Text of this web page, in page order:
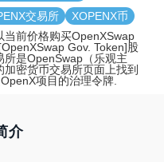
交易所
XOPENX币
当前价格购买OpenXSwap
Gov. Token]股
所是OpenSwap（乐观主
加密货币交易所页面上找到
项目的治理令牌.
介